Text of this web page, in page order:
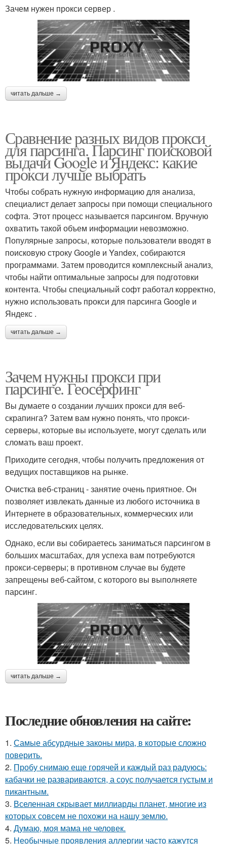
Зачем нужен прокси сервер .
читать дальше →
Сравнение разных видов прокси
для парсинга. Парсинг поисковой
выдачи Google и Яндекс: какие
прокси лучше выбрать
Чтобы собрать нужную информацию для анализа,
специалист делает запросы при помощи специального
софта. Этот процесс называется парсингом. Вручную
охватить такой объем информации невозможно.
Популярные запросы, которые пользователи вводят в
поисковую строку Google и Yandex, собираются
программами. Затем проводится комплексный анализ,
чтобы найти оптимальные запросы для подготовки
контента. Чтобы специальный софт работал корректно,
нужно использовать прокси для парсинга Google и
Яндекс .
читать дальше →
Зачем нужны прокси при
парсинге. Геосерфинг
Вы думаете о создании лучших прокси для веб-
скрапинга? Затем вам нужно понять, что прокси-
серверы, которые вы используете, могут сделать или
сломать ваш проект.
Приходите сегодня, чтобы получить предложения от
ведущих поставщиков на рынке.
Очистка веб-страниц - занятие очень приятное. Он
позволяет извлекать данные из любого источника в
Интернете в образовательных, коммерческих или
исследовательских целях.
Однако, если вы собираетесь заниматься парсингом в
больших масштабах, для успеха вам потребуются
прокси-серверы; в противном случае вы будете
запрещены веб-сайтом, с которого вы выполняете
парсинг.
читать дальше →
Последние обновления на сайте:
1. Самые абсурдные законы мира, в которые сложно
поверить.
2. Пробу снимаю еще горячей и каждый раз радуюсь:
кабачки не развариваются, а соус получается густым и
пикантным.
3. Вселенная скрывает миллиарды планет, многие из
которых совсем не похожи на нашу землю.
4. Думаю, моя мама не человек.
5. Необычные проявления аллергии часто кажутся